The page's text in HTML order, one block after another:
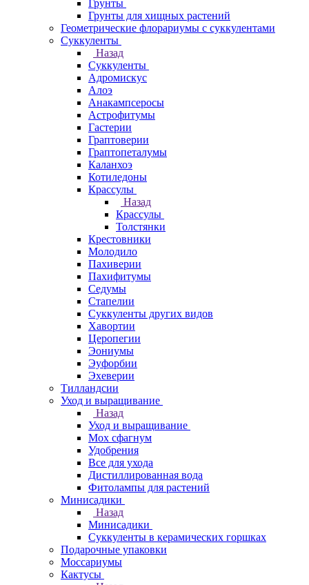
Грунты
Грунты для хищных растений
Геометрические флорариумы с суккулентами
Суккуленты
Назад
Суккуленты
Адромискус
Алоэ
Анакампсеросы
Астрофитумы
Гастерии
Граптоверии
Граптопеталумы
Каланхоэ
Котиледоны
Крассулы
Назад
Крассулы
Толстянки
Крестовники
Молодило
Пахиверии
Пахифитумы
Седумы
Стапелии
Суккуленты других видов
Хавортии
Церопегии
Эониумы
Эуфорбии
Эхеверии
Тилландсии
Уход и выращивание
Назад
Уход и выращивание
Мох сфагнум
Удобрения
Все для ухода
Дистиллированная вода
Фитолампы для растений
Минисадики
Назад
Минисадики
Суккуленты в керамических горшках
Подарочные упаковки
Моссариумы
Кактусы